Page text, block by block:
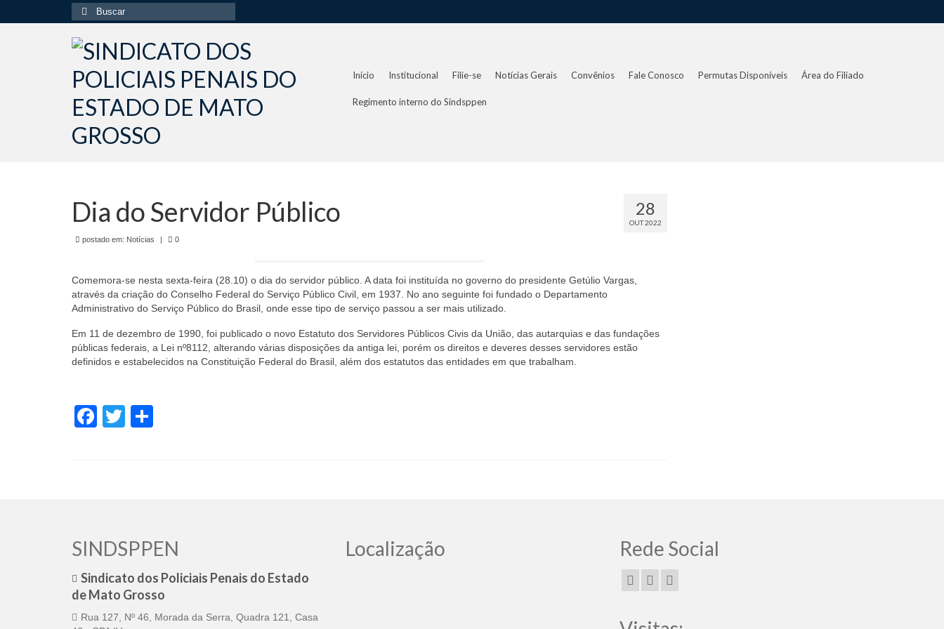
Buscar
por:
Início Institucional Filie-se Notícias Gerais Convênios Fale Conosco Permutas Disponíveis Área do Filiado
Regimento interno do Sindsppen
28
OUT 2022
Dia do Servidor Público
postado em: Notícias | 0
Comemora-se nesta sexta-feira (28.10) o dia do servidor público. A data foi instituída no governo do presidente Getúlio Vargas,
através da criação do Conselho Federal do Serviço Público Civil, em 1937. No ano seguinte foi fundado o Departamento
Administrativo do Serviço Público do Brasil, onde esse tipo de serviço passou a ser mais utilizado.
Em 11 de dezembro de 1990, foi publicado o novo Estatuto dos Servidores Públicos Civis da União, das autarquias e das fundações
públicas federais, a Lei nº8112, alterando várias disposições da antiga lei, porém os direitos e deveres desses servidores estão
definidos e estabelecidos na Constituição Federal do Brasil, além dos estatutos das entidades em que trabalham.
Facebook
Twitter
SINDSPPEN
Sindicato dos Policiais Penais do Estado
de Mato Grosso
Rua 127, Nº 46, Morada da Serra, Quadra 121, Casa
Localização Rede Social